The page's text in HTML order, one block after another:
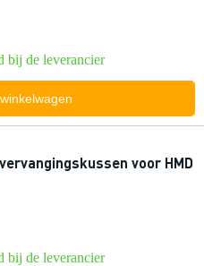
bij de leverancier
voor HMD
bij de leverancier